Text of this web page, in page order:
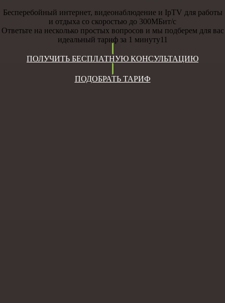
Бесперебойный интернет, видеонаблюдение и IpTV для работы
и отдыха со скоростью до 300МБит/с
Ответьте на несколько простых вопросов и мы подберем для вас
идеальный тариф за 1 минуту11
ПОЛУЧИТЬ БЕСПЛАТНУЮ КОНСУЛЬТАЦИЮ
ПОДОБРАТЬ ТАРИФ